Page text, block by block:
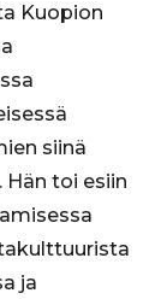
Kuopion
siinä
toi esiin
ja